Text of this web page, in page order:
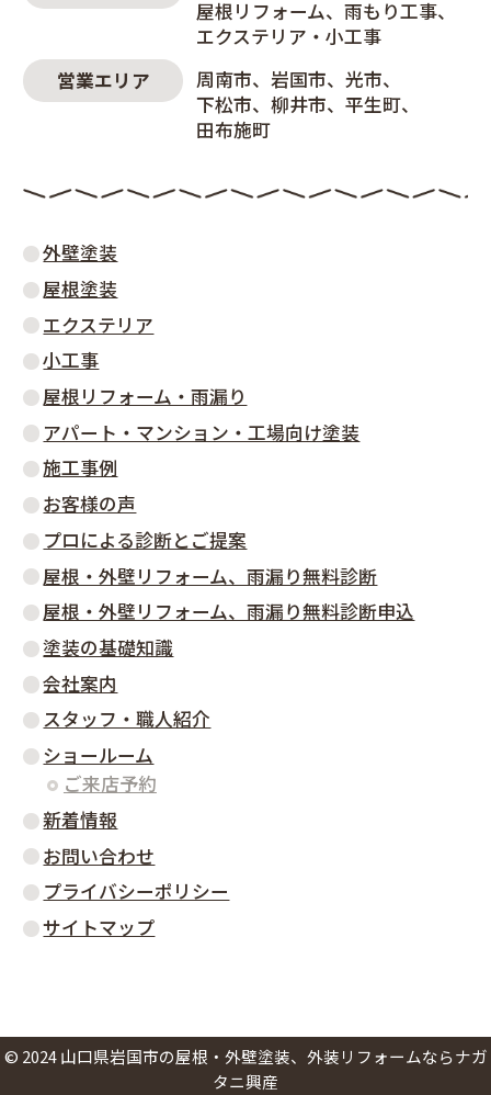
屋根リフォーム
雨もり工事
エクステリア・小工事
営業エリア
周南市 岩国市
光市
下松市
柳井市
平生町
田布施町
外壁塗装
屋根塗装
エクステリア
小工事
屋根リフォーム・雨漏り
アパート・マンション・工場向け塗装
施工事例
お客様の声
プロによる診断とご提案
屋根・外壁リフォーム、雨漏り無料診断
屋根・外壁リフォーム、雨漏り無料診断申込
塗装の基礎知識
会社案内
スタッフ・職人紹介
ショールーム
ご来店予約
新着情報
お問い合わせ
プライバシーポリシー
サイトマップ
© 2024 山口県岩国市の屋根・外壁塗装、外装リフォームならナガ
タニ興産